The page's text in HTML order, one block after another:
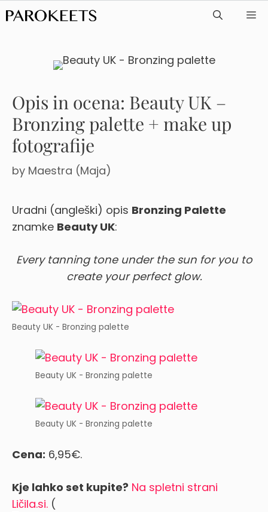
Skip
to
Opis in ocena: Beauty UK –
Bronzing palette + make up
fotografije
by Maestra (Maja)
Uradni (angleški) opis Bronzing Palette
znamke Beauty UK:
Every tanning tone under the sun for you to
create your perfect glow.
Beauty UK - Bronzing palette
Beauty UK - Bronzing palette
Beauty UK - Bronzing palette
Cena: 6,95€.
Kje lahko set kupite? Na spletni strani
Ličila.si. (